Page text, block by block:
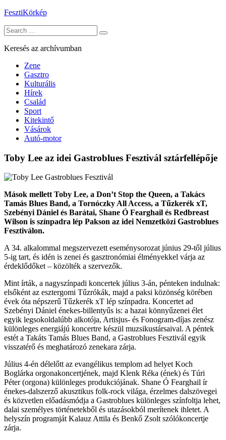
Skip
content
FesztiKörkép
Search
for:
Keresés az archívumban
Zene
Gasztro
Kulturális
Hírek
Család
Sport
Kitekintő
Vásárok
Autó-motor
Toby Lee az idei Gastroblues Fesztivál sztárfellépője
Mások mellett Toby Lee, a Don’t Stop the Queen, a Takács
Tamás Blues Band, a Tornóczky All Access, a Tűzkerék xT,
Szebényi Dániel és Barátai, Shane Ó Fearghail és Redbreast
Wilson is színpadra lép Pakson az idei Nemzetközi Gastroblues
Fesztiválon.
A 34. alkalommal megszervezett eseménysorozat június 29-től július
5-ig tart, és idén is zenei és gasztronómiai élményekkel várja az
érdeklődőket – közölték a szervezők.
Mint írták, a nagyszínpadi koncertek július 3-án, pénteken indulnak:
elsőként az esztergomi Tűzrókák, majd a paksi közönség körében
évek óta népszerű Tűzkerék xT lép színpadra. Koncertet ad
Szebényi Dániel énekes-billentyűs is: a hazai könnyűzenei élet
egyik legsokoldalúbb alkotója, Artisjus- és Fonogram-díjas zenész
különleges energiájú koncertre készül muzsikustársaival. A péntek
estét a Takáts Tamás Blues Band, a Gastroblues Fesztivál egyik
visszatérő és meghatározó zenekara zárja.
Július 4-én délelőtt az evangélikus templom ad helyet Koch
Boglárka orgonakoncertjének, majd Klenk Réka (ének) és Túri
Péter (orgona) különleges produkciójának. Shane Ó Fearghail ír
énekes-dalszerző akusztikus folk-rock világa, érzelmes dalszövegei
és közvetlen előadásmódja a Gastroblues különleges színfoltja lehet,
dalai személyes történetekből és utazásokból merítenek ihletet. A
helyszín programját Kalauz Attila és Benkő Zsolt szólókoncertje
zárja.